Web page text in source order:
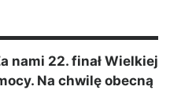
nami 22. finał Wielkiej
Na chwilę obecną